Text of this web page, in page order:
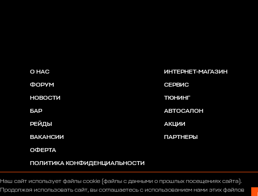
О НАС
ФОРУМ
НОВОСТИ
БАР
РЕЙДЫ
ВАКАНСИИ
ОФЕРТА
ПОЛИТИКА КОНФИДЕНЦИАЛЬНОСТИ
ИНТЕРНЕТ-МАГАЗИН
СЕРВИС
ТЮНИНГ
АВТОСАЛОН
АКЦИИ
ПАРТНЕРЫ
Наш сайт использует файлы cookie (файлы с данными о прошлых посещениях сайта).
Продолжая использовать сайт, вы соглашаетесь с использованием нами этих файлов